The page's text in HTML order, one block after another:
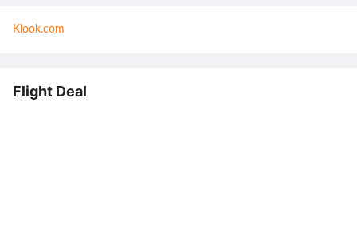
Klook.com
Flight Deal